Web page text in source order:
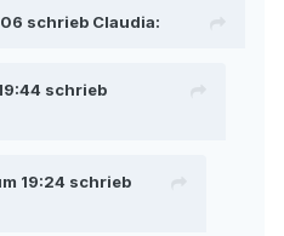
schrieb Claudia:
schrieb
19:24 schrieb